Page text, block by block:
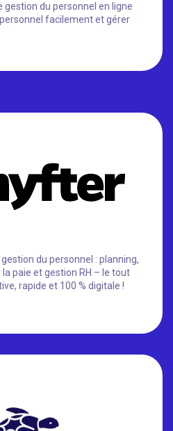
gestion du personnel en ligne
facilement et gérer
gestion du personnel : planning,
paie et gestion RH – le tout
rapide et 100 % digitale !